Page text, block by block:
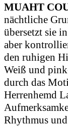
MUAHT
nächtliche
übersetzt sie
aber
den ruhigen
Weiß und
durch das
Herrenhemd
Rhythmus